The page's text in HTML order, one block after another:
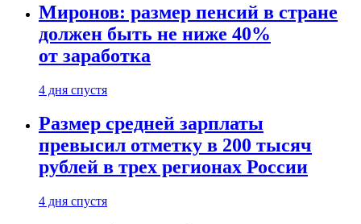
Миронов: размер пенсий в стране
должен быть не ниже 40%
от заработка
4 дня спустя
Размер средней зарплаты
превысил отметку в 200 тысяч
рублей в трех регионах России
4 дня спустя